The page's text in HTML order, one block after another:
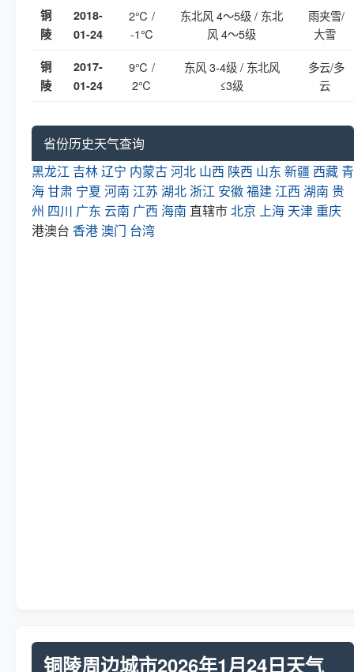
铜
陵
2018-
01-24
2℃ /
-1℃
东北风 4～5级 / 东北
风 4～5级
雨夹雪/
大雪
铜
陵
2017-
01-24
9℃ /
2℃
东风 3-4级 / 东北风
≤3级
多云/多
云
省份历史天气查询
黑龙江 吉林辽宁 内蒙古河北 山西 陕西 山东 新疆 西藏 青
海甘肃 宁夏 河南 江苏 湖北 浙江 安徽福建 江西 湖南 贵
州 四川 广东 云南 广西 海南 直辖市北京 上海 天津 重庆
港澳台 香港澳门 台湾
铜陵周边城市2026年1月24日天气